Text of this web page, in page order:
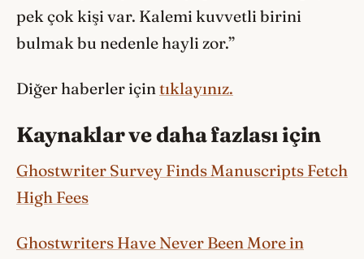
pek çok kişi var. Kalemi kuvvetli birini
bulmak bu nedenle hayli zor.”
Diğer haberler içintıklayınız.
Kaynaklar ve daha fazlası için
Ghostwriter Survey Finds Manuscripts Fetch
High Fees
Ghostwriters Have Never Been More in